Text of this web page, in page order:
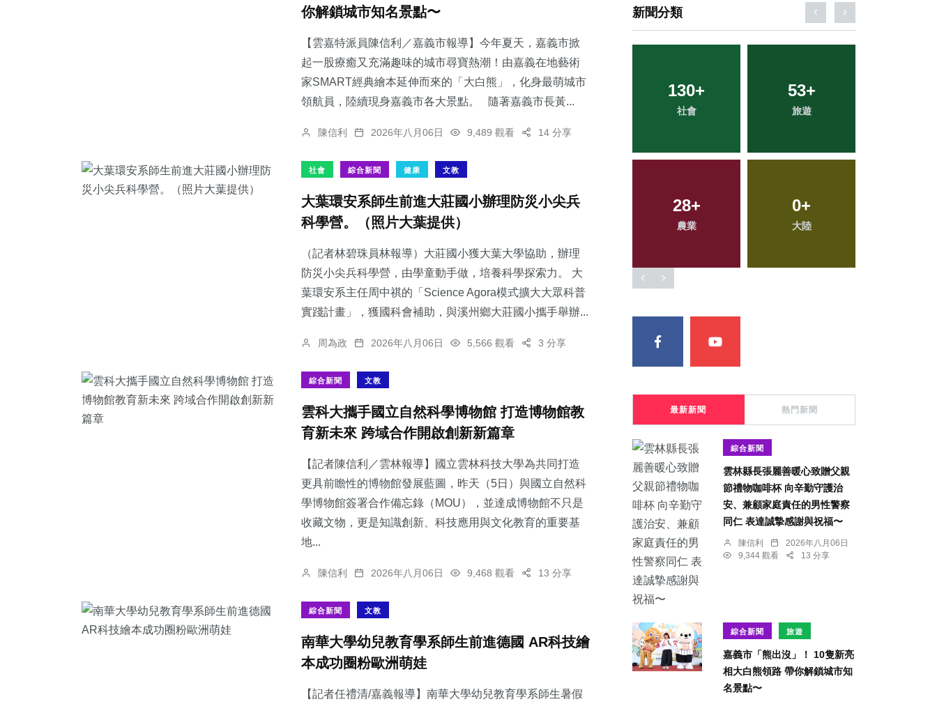
你解鎖城市知名景點〜
【雲嘉特派員陳信利／嘉義市報導】今年夏天，嘉義市掀
起一股療癒又充滿趣味的城市尋寶熱潮！由嘉義在地藝術
家SMART經典繪本延伸而來的「大白熊」，化身最萌城市
領航員，陸續現身嘉義市各大景點。 隨著嘉義市長黃...
陳信利 2026年八月06日 9,489 觀看 14 分享
社會 綜合新聞 健康 文教
大葉環安系師生前進大莊國小辦理防災小尖兵
科學營。（照片大葉提供）
（記者林碧珠員林報導）大莊國小獲大葉大學協助，辦理
防災小尖兵科學營，由學童動手做，培養科學探索力。 大
葉環安系主任周中祺的「Science Agora模式擴大大眾科普
實踐計畫」，獲國科會補助，與溪州鄉大莊國小攜手舉辦...
周為政 2026年八月06日 5,566 觀看 3 分享
綜合新聞 文教
雲科大攜手國立自然科學博物館 打造博物館教
育新未來 跨域合作開啟創新新篇章
【記者陳信利／雲林報導】國立雲林科技大學為共同打造
更具前瞻性的博物館發展藍圖，昨天（5日）與國立自然科
學博物館簽署合作備忘錄（MOU），並達成博物館不只是
收藏文物，更是知識創新、科技應用與文化教育的重要基
地...
陳信利 2026年八月06日 9,468 觀看 13 分享
綜合新聞 文教
南華大學幼兒教育學系師生前進德國 AR科技繪
本成功圈粉歐洲萌娃
【記者任禮清/嘉義報導】南華大學幼兒教育學系師生暑假
新聞分類
11+
科技新知
130+
社會
53+
旅遊
28+
農業
0+
大陸
21+
宗教
76+
文教
80+
健康
19+
頭條
最新新聞 熱門新聞
綜合新聞
雲林縣長張麗善暖心致贈父親
節禮物咖啡杯 向辛勤守護治
安、兼顧家庭責任的男性警察
同仁 表達誠摯感謝與祝福〜
陳信利
2026年八月06日
9,344 觀看
13 分享
綜合新聞 旅遊
嘉義市「熊出沒」！ 10隻新亮
相大白熊領路 帶你解鎖城市知
名景點〜